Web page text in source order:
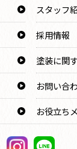
スタッフ
採用情報
塗装に関
お問い合
お役立ち